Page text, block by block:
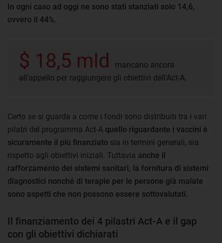
In ogni caso ad oggi ne sono stati stanziati solo 14,6,
ovvero il 44%.
$ 18,5 mld
mancano ancora
all’appello per raggiungere gli obiettivi dell’Act-A.
Certo se si guarda a come i fondi sono distribuiti tra i vari
pilatri del programma Act-A quello riguardante i vaccini è
sicuramente il più finanziato sia in termini generali, sia
rispetto agli obiettivi iniziali. Tuttavia anche il
rafforzamento dei sistemi sanitari, la fornitura di sistemi
diagnostici nonché di terapie per le persone già malate
sono aspetti che non possono essere sottovalutati.
Il finanziamento dei 4 pilastri Act-A e il gap
con gli obiettivi dichiarati